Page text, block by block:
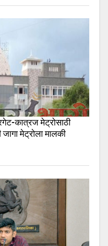
कात्रज मेट्रोसाठी
मेट्रोला मालकी